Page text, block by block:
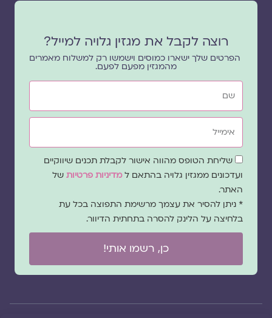
רוצה לקבל את מגזין גלויה למייל?
הפרטים שלך ישארו כמוסים וישמשו רק למשלוח מאמרים
מהמגזין מפעם לפעם.
שם
אימייל
שדה
הסכמה
שליחת הטופס מהווה אישור לקבלת תכנים שיווקיים
ועדכונים ממגזין גלויה בהתאם למדיניות פרטיות של
האתר.
* ניתן להסיר את עצמך מרשימת התפוצה בכל עת
בלחיצה על הלינק להסרה בתחתית הדיוור.
כן, רשמו אותי!